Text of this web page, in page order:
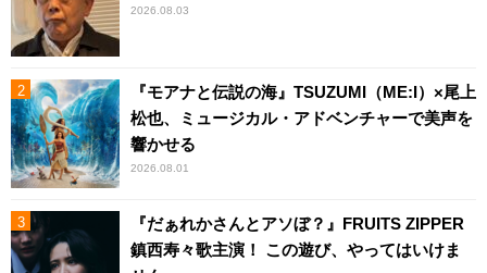
2026.08.03
『モアナと伝説の海』TSUZUMI（ME:I）×尾上
松也、ミュージカル・アドベンチャーで美声を
響かせる
2026.08.01
『だぁれかさんとアソぼ？』FRUITS ZIPPER
鎮西寿々歌主演！ この遊び、やってはいけま